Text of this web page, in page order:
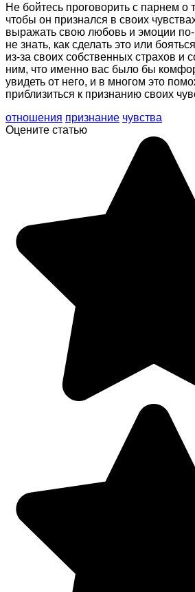
Не бойтесь проговорить с парнем о
чтобы он признался в своих
выражать свою любовь и эмоции
не знать, как сделать это или
из-за своих собственных страхов и
ним, что именно вас было бы
увидеть от него, и в многом это
приблизиться к признанию своих
отношения признание чувства
Оцените статью